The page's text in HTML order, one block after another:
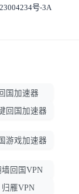
号-3A
回国加速器
回国加速器
游戏加速器
墙回国VPN
归雁VPN